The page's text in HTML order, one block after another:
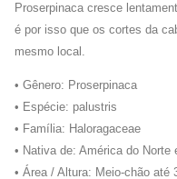
Proserpinaca cresce
é por isso que os cortes da
mesmo local.
• Gênero: Proserpinaca
• Espécie: palustris
• Família: Haloragaceae
• Nativa de: América do
• Área / Altura: Meio-chão até